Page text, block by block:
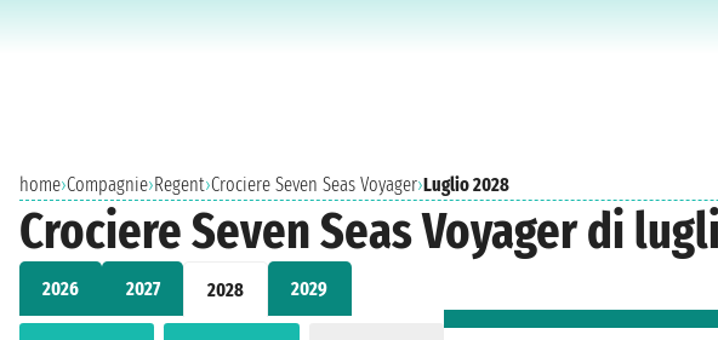
home›Compagnie›Regent›Crociere Seven Seas Voyager›Luglio 2028
Crociere Seven Seas Voyager di
2026 2027 2028 2029